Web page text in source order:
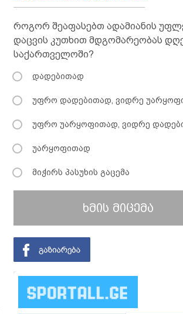
როგორ შეაფასებთ ადამიანის
დაცვის კუთხით მდგომარეობას
საქართველოში?
დადებითად
უფრო დადებითად, ვიდრე
უფრო უარყოფითად, ვიდრე
უარყოფითად
მიჭირს პასუხის გაცემა
ხმის მიცემა